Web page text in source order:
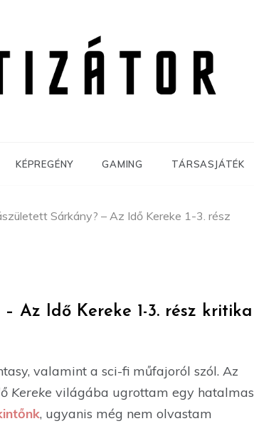
KÉPREGÉNY GAMING TÁRSASJÁTÉK
Sárkány? – Az Idő Kereke 1-3. rész
Az Idő Kereke 1-3. rész kritika
valamint a sci-fi műfajoról szól. Az
Kereke világába ugrottam egy hatalmas
, ugyanis még nem olvastam